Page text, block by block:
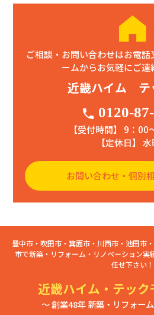
ご相談・お問い合わせはお電
ームからお気軽にご連
近畿ハイム テ
phone 0120-
【受付時間】 9：
【定休日】
お問い合わせ・個別
豊中市・吹田市・箕面市・川西市・池田市
市で新築・リフォーム・リノベーション実
任せ下さい！
近畿ハイム・テッ
～ 創業48年 新築・リフォー